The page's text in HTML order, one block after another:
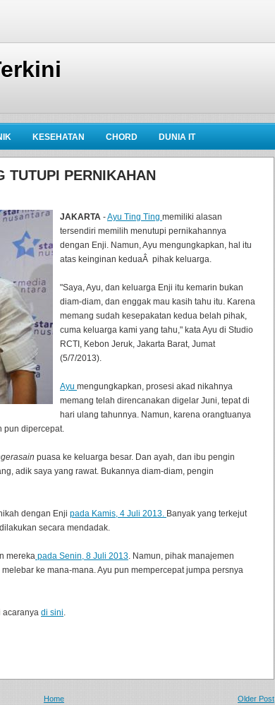
KESEHATAN CHORD DUNIA IT
TUTUPI PERNIKAHAN
JAKARTA -Ayu Ting Ting memiliki alasan
tersendiri memilih menutupi pernikahannya
dengan Enji. Namun, Ayu mengungkapkan, hal itu
atas keinginan keduaÂ pihak keluarga.
"Saya, Ayu, dan keluarga Enji itu kemarin bukan
diam-diam, dan enggak mau kasih tahu itu. Karena
memang sudah kesepakatan kedua belah pihak,
cuma keluarga kami yang tahu," kata Ayu di Studio
RCTI, Kebon Jeruk, Jakarta Barat, Jumat
(5/7/2013).
Ayu mengungkapkan, prosesi akad nikahnya
memang telah direncanakan digelar Juni, tepat di
hari ulang tahunnya. Namun, karena orangtuanya
pun dipercepat.
puasa ke keluarga besar. Dan ayah, dan ibu pengin
adik saya yang rawat. Bukannya diam-diam, pengin
dengan Enji pada Kamis, 4 Juli 2013. Banyak yang terkejut
secara mendadak.
mereka pada Senin, 8 Juli 2013. Namun, pihak manajemen
ke mana-mana. Ayu pun mempercepat jumpa persnya
acaranya di sini.
Older Post
Home